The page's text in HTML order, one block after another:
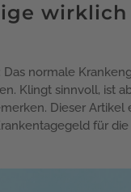
wirklich
normale
Klingt sinnvoll, ist
Dieser Artikel
für